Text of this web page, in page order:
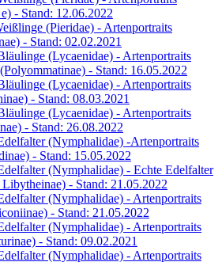
- Stand: 12.06.2022
(Pieridae) - Artenportraits
- Stand: 02.02.2021
(Lycaenidae) - Artenportraits
- Stand: 16.05.2022
(Lycaenidae) - Artenportraits
- Stand: 08.03.2021
(Lycaenidae) - Artenportraits
- Stand: 26.08.2022
(Nymphalidae) -Artenportraits
- Stand: 15.05.2022
(Nymphalidae) - Echte Edelfalter
- Stand: 21.05.2022
(Nymphalidae) - Artenportraits
- Stand: 21.05.2022
(Nymphalidae) - Artenportraits
- Stand: 09.02.2021
(Nymphalidae) - Artenportraits